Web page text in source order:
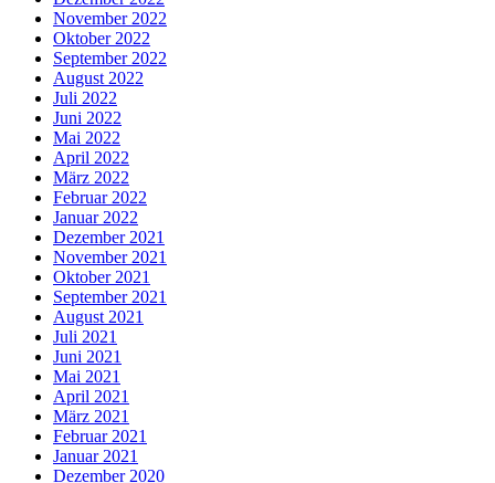
November 2022
Oktober 2022
September 2022
August 2022
Juli 2022
Juni 2022
Mai 2022
April 2022
März 2022
Februar 2022
Januar 2022
Dezember 2021
November 2021
Oktober 2021
September 2021
August 2021
Juli 2021
Juni 2021
Mai 2021
April 2021
März 2021
Februar 2021
Januar 2021
Dezember 2020